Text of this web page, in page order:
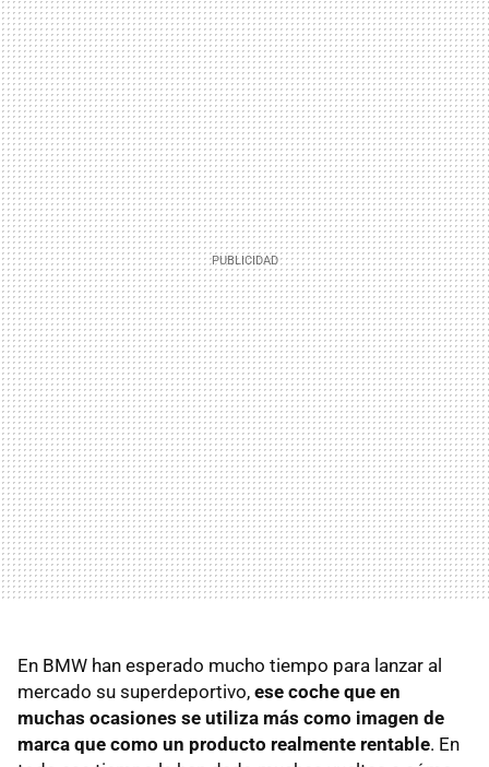
En BMW han esperado mucho tiempo para lanzar al
mercado su superdeportivo, ese coche que en
muchas ocasiones se utiliza más como imagen de
marca que como un producto realmente rentable. En